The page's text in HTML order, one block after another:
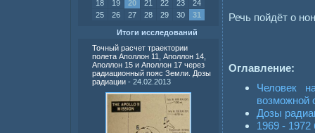
18
19 20 21 22 23
24
25
26 27 28 29 30 31
Итоги исследований
Точный расчет траектории
полета Аполлон 11, Аполлон 14,
Аполлон 15 и Аполлон 17 через
радиационный пояс Земли. Дозы
радиации - 24.02.2013
Речь пойдёт о
Оглавление:
Человек
возможной
Дозы
1969 - 1972